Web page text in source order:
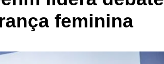
feminina